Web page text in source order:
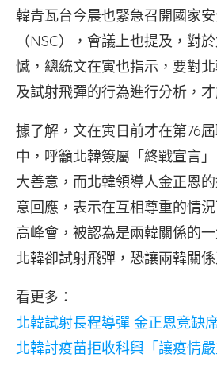
韓青瓦台今晨也緊急召開國家
（NSC），會議上也提及，對
憾，總統文在寅也指示，要對
及試射飛彈的行為進行分析，
據了解，文在寅日前才在第76
中，呼籲北韓簽屬「終戰宣言
大善意，而北韓領導人金正恩
意回應，表示在互相尊重的情
高峰會，被認為是兩韓關係的
北韓卻試射飛彈，恐讓兩韓關
看更多：
北韓試射長程導彈 金正恩竟缺
北韓討疫苗拒收科興「讓疫情嚴